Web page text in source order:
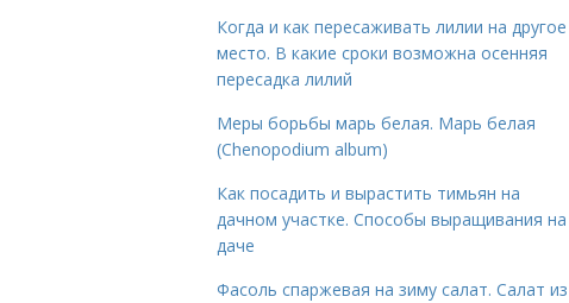
Когда и как пересаживать лилии на другое
место. В какие сроки возможна осенняя
пересадка лилий
Меры борьбы марь белая. Марь белая
(Chenopodium album)
Как посадить и вырастить тимьян на
дачном участке. Способы выращивания на
даче
Фасоль спаржевая на зиму салат. Салат из